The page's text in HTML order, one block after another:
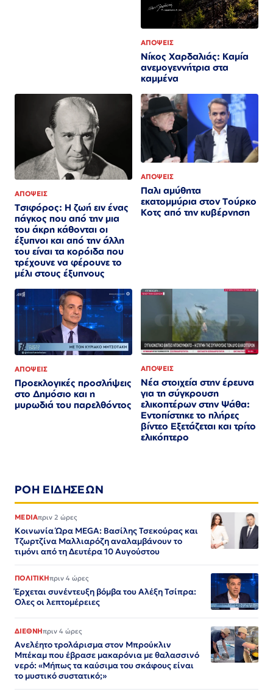
ΑΠΟΨΕΙΣ
Νίκος Χαρδαλιάς: Καμία
ανεμογεννήτρια στα
καμμένα
ΑΠΟΨΕΙΣ
Τσιφόρος: Η ζωή ειν ένας
πάγκος που από την μια
του άκρη κάθονται οι
έξυπνοι και από την άλλη
του είναι τα κορόιδα που
τρέχουνε να φέρουνε το
μέλι στους έξυπνους
ΑΠΟΨΕΙΣ
Παλι αμύθητα
εκατομμύρια στον Τούρκο
Κοτς από την κυβέρνηση
ΑΠΟΨΕΙΣ
Προεκλογικές προσλήψεις
στο Δημόσιο και η
μυρωδιά του παρελθόντος
ΑΠΟΨΕΙΣ
Νέα στοιχεία στην έρευνα
για τη σύγκρουση
ελικοπτέρων στην Ψάθα:
Εντοπίστηκε το πλήρες
βίντεο Εξετάζεται και τρίτο
ελικόπτερο​​​​​​​​​​​​​​​​​​​​​​​​​​​​​​​​​​​​​​​​​​​​​​​​​​
ΡΟΗ ΕΙΔΗΣΕΩΝ
MEDIAπριν 2 ώρες
Κοινωνία Ώρα MEGA: Βασίλης Τσεκούρας και
Τζωρτζίνα Μαλλιαρόζη αναλαμβάνουν το
τιμόνι από τη Δευτέρα 10 Αυγούστου
ΠΟΛΙΤΙΚΗπριν 4 ώρες
Έρχεται συνέντευξη βόμβα του Αλέξη Τσίπρα:
Ολες οι λεπτομέρειες
ΔΙΕΘΝΗπριν 4 ώρες
Ανελέητο τρολάρισμα στον Μπρούκλιν
Μπέκαμ που έβρασε μακαρόνια με θαλασσινό
νερό: «Μήπως τα καύσιμα του σκάφους είναι
το μυστικό συστατικό;»